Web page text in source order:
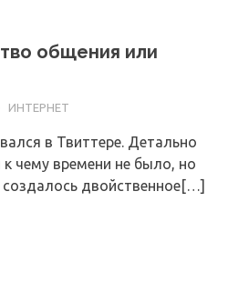
общения или
ИНТЕРНЕТ
в Твиттере. Детально
чему времени не было, но
двойственное[…]